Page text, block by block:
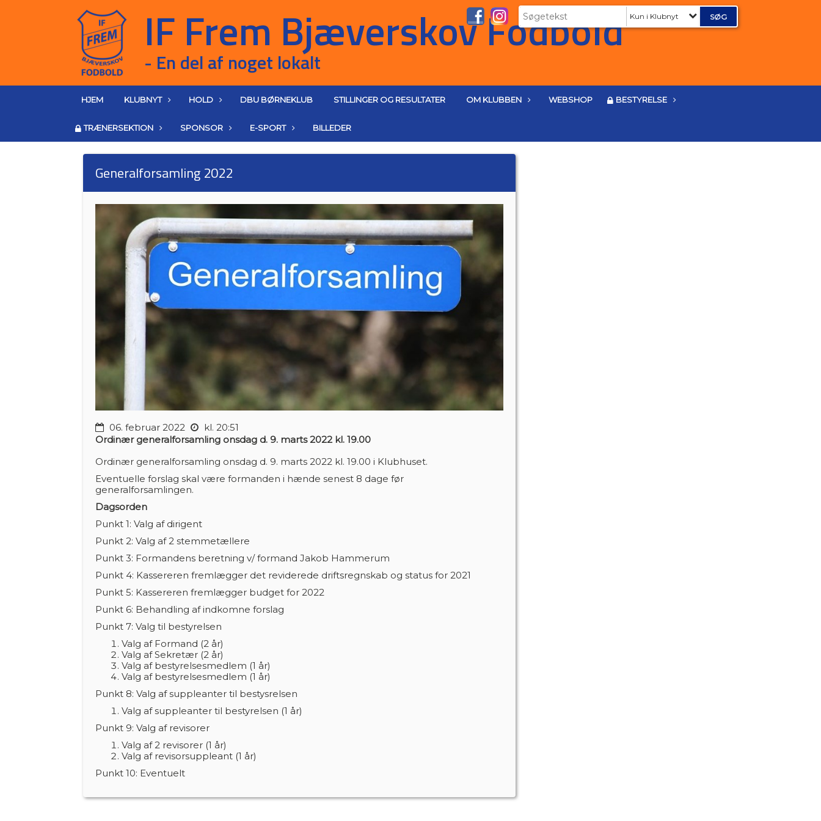
Kun i Klubnyt
HJEM KLUBNYT HOLD DBU BØRNEKLUB STILLINGER OG RESULTATER OM KLUBBEN WEBSHOP BESTYRELSE
TRÆNERSEKTION SPONSOR E-SPORT BILLEDER
Generalforsamling 2022
06. februar 2022
kl. 20:51
Ordinær generalforsamling onsdag d. 9. marts 2022 kl. 19.00
Ordinær generalforsamling onsdag d. 9. marts 2022 kl. 19.00 i Klubhuset.
Eventuelle forslag skal være formanden i hænde senest 8 dage før
generalforsamlingen.
Dagsorden
Punkt 1: Valg af dirigent
Punkt 2: Valg af 2 stemmetællere
Punkt 3: Formandens beretning v/ formand Jakob Hammerum
Punkt 4: Kassereren fremlægger det reviderede driftsregnskab og status for 2021
Punkt 5: Kassereren fremlægger budget for 2022
Punkt 6: Behandling af indkomne forslag
Punkt 7: Valg til bestyrelsen
Valg af Formand (2 år)
Valg af Sekretær (2 år)
Valg af bestyrelsesmedlem (1 år)
Valg af bestyrelsesmedlem (1 år)
Punkt 8: Valg af suppleanter til bestysrelsen
Valg af suppleanter til bestyrelsen (1 år)
Punkt 9: Valg af revisorer
Valg af 2 revisorer (1 år)
Valg af revisorsuppleant (1 år)
Punkt 10: Eventuelt